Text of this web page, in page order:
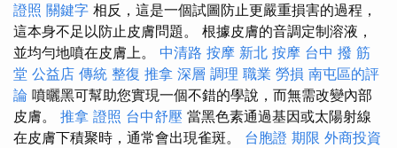
證照 關鍵字 相反，這是一個試圖防止更嚴重損害的過程，
這本身不足以防止皮膚問題。 根據皮膚的音調定制溶液，
並均勻地噴在皮膚上。 中清路 按摩 新北 按摩 台中 撥 筋
堂 公益店 傳統 整復 推拿 深層 調理 職業 勞損 南屯區的評
論 噴曬黑可幫助您實現一個不錯的學說，而無需改變內部
皮膚。 推拿 證照 台中舒壓 當黑色素通過基因或太陽射線
在皮膚下積聚時，通常會出現雀斑。 台胞證 期限 外商投資